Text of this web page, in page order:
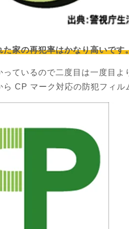
た家の再犯率はかなり高いです
っているので二度目は一度目
ら CP マーク対応の防犯フィル